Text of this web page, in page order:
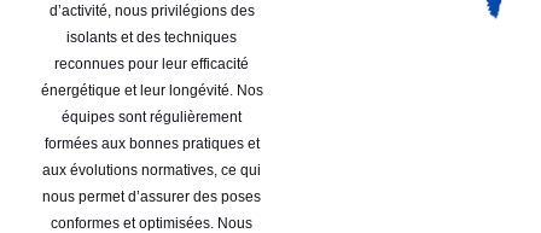
d’activité, nous privilégions des
isolants et des techniques
reconnues pour leur efficacité
énergétique et leur longévité. Nos
équipes sont régulièrement
formées aux bonnes pratiques et
aux évolutions normatives, ce qui
nous permet d’assurer des poses
conformes et optimisées. Nous